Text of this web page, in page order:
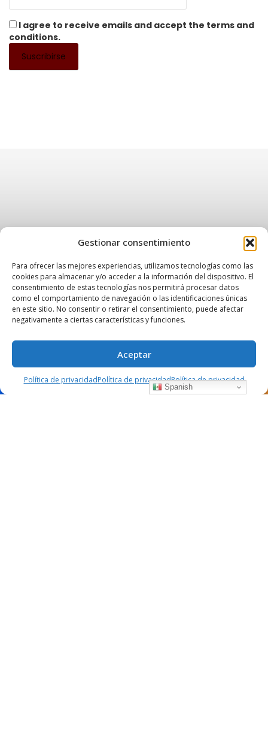
Gestionar consentimiento
Para ofrecer las mejores experiencias, utilizamos tecnologías como las
cookies para almacenar y/o acceder a la información del dispositivo. El
consentimiento de estas tecnologías nos permitirá procesar datos
como el comportamiento de navegación o las identificaciones únicas
en este sitio. No consentir o retirar el consentimiento, puede afectar
negativamente a ciertas características y funciones.
Aceptar
Política de privacidadPolítica de privacidadPolítica de privacidad
I agree to receive emails and accept the terms and
conditions.
DE COPAS SUGERENCIAS
Marakas
julio 14, 2019 5407 views
Un lugar agradable para bailar. Dj’ y música en vivo.
Spanish